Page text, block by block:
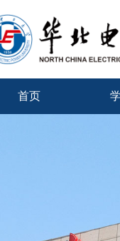
首页